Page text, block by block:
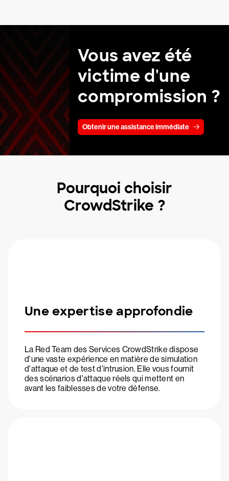
Vous avez été
victime d'une
compromission ?
Obtenir une assistance immédiate
Pourquoi choisir
CrowdStrike ?
Une expertise approfondie
La Red Team des Services CrowdStrike dispose
d'une vaste expérience en matière de simulation
d'attaque et de test d'intrusion. Elle vous fournit
des scénarios d'attaque réels qui mettent en
avant les faiblesses de votre défense.